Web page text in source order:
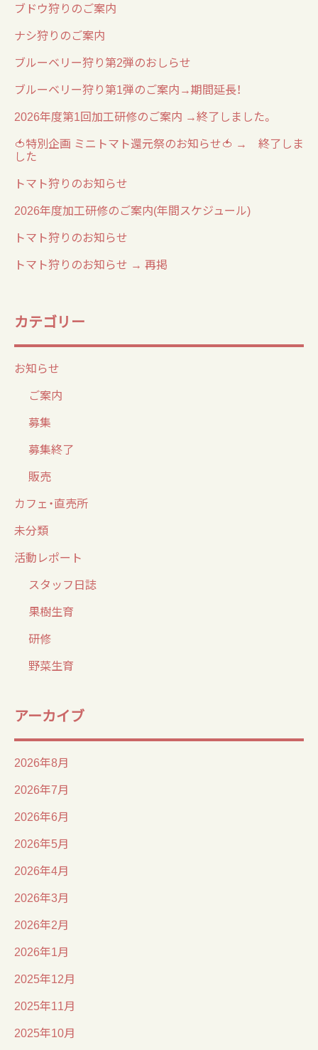
ブドウ狩りのご案内
ナシ狩りのご案内
ブルーベリー狩り第2弾のおしらせ
ブルーベリー狩り第1弾のご案内→期間延長！
2026年度第1回加工研修のご案内 →終了しました。
🍅特別企画 ミニトマト還元祭のお知らせ🍅 → 終了しま
した
トマト狩りのお知らせ
2026年度加工研修のご案内(年間スケジュール)
トマト狩りのお知らせ
トマト狩りのお知らせ → 再掲
カテゴリー
お知らせ
ご案内
募集
募集終了
販売
カフェ・直売所
未分類
活動レポート
スタッフ日誌
果樹生育
研修
野菜生育
アーカイブ
2026年8月
2026年7月
2026年6月
2026年5月
2026年4月
2026年3月
2026年2月
2026年1月
2025年12月
2025年11月
2025年10月